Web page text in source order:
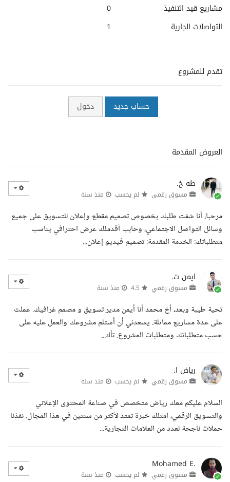
مشاريع قيد التنفيذ
0
التواصلات الجارية
1
تقدم للمشروع
حساب جديد دخول
العروض المقدمة
طه خ.
مسوق رقمي لم يحسب منذ سنة
مرحبا، أنا شفت طلبك بخصوص تصميم مقطع وإعلان للتسويق على جميع
وسائل التواصل الاجتماعي، وحابب أقدملك عرض احترافي يناسب
متطلباتك: الخدمة المقدمة: تصميم فيديو إعلان...
ايمن ت.
مسوق رقمي منذ سنة
تحية طيبة وبعد، أخ محمد أنا أيمن مدير تسويق و مصمم غرافيك. عملت
على عدة مساريع مماثلة. يسعدني أن أستلم مشروعك والعمل عليه على
حسب متطلباتك ومتطلبات المشروع. تأك...
رياض ا.
مسوق رقمي لم يحسب منذ سنة
السلام عليكم معك رياض متخصص في صناعة المحتوى الإعلاني
والتسويق الرقمي، امتلك خبرة تمتد لأكثر من سنتين في هذا المجال. نفذنا
حملات ناجحة لعدد من العلامات التجارية...
Mohamed E.
مسوق رقمي لم يحسب منذ سنة